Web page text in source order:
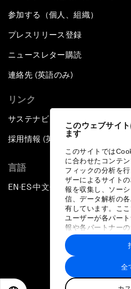
このウェブサイ
ます
このサイトでは
に合わせたコンテ
フィックの分析を
ザーによるサイト
報を収集し、ソー
信、データ解析の
有しています。こ
ユーザーが各パー
報や各パートナー
に収集された情報
トナーによって使用
す。
全
参加する（個人、組織）
プレスリリース登録
ニュースレター購読
連絡先 (英語のみ)
リンク
サステナビリティへの取り組み
採用情報 (英語のみ)
言語
EN ▪ES▪中文▪ 日本語
プライバシーポリシ
サイトマッ